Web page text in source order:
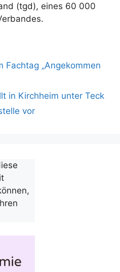
(tgd), eines 60 000
Fachtag „Angekommen
in Kirchheim unter Teck
vor